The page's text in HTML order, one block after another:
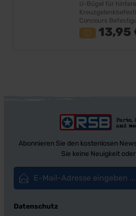
U-Bügel für hintere
Concours Befestigungsbügel
Kreuzgelenk - Kardanwelle
alle 6-Zylinder Nur für 1" - 25,4mm
13,95
Abonnieren Sie den kostenlosen
Sie keine Neuigkeit
Datenschutz